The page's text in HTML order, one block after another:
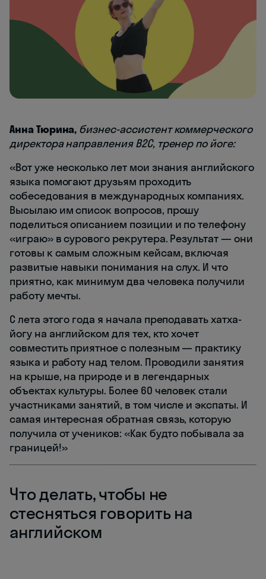
Анна Тюрина, бизнес-ассистент коммерческого
директора направления B2C, тренер по йоге:
«Вот уже несколько лет мои знания английского
языка помогают друзьям проходить
собеседования в международных компаниях.
Высылаю им список вопросов, прошу
поделиться описанием позиции и по телефону
«играю» в сурового рекрутера. Результат — они
готовы к самым сложным кейсам, включая
развитые навыки понимания на слух. И что
приятно, как минимум два человека получили
работу мечты.
С лета этого года я начала преподавать хатха-
йогу на английском для тех, кто хочет
совместить приятное с полезным — практику
языка и работу над телом. Проводили занятия
на крыше, на природе и в легендарных
объектах культуры. Более 60 человек стали
участниками занятий, в том числе и экспаты. И
самая интересная обратная связь, которую
получила от учеников: «Как будто побывала за
границей!»
Что делать, чтобы не
стесняться говорить на
английском